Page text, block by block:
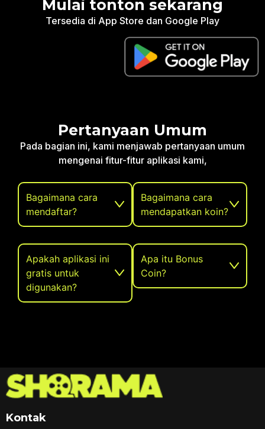
Mulai tonton sekarang
Tersedia di App Store dan Google Play
Pertanyaan Umum
Pada bagian ini, kami menjawab pertanyaan umum
mengenai fitur-fitur aplikasi kami,
Bagaimana cara
mendaftar?
Apakah aplikasi ini
gratis untuk
digunakan?
Bagaimana cara
mendapatkan koin?
Apa itu Bonus
Coin?
Kontak